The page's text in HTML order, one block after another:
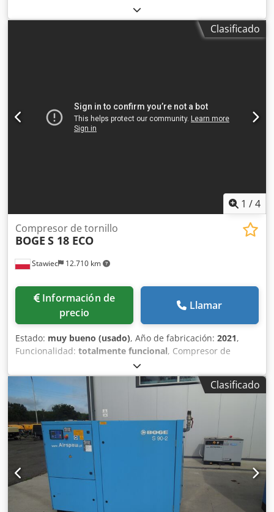
, potencia:
presión de funcionamiento:10 bar, El compresor está
reacondicionado y revisado. El elemento compresorClasificado
1 /4
Stawiec 12.710 km
Compresor de tornillo
BOGE S 18 ECO
Información de
precio
Llamar
Estado: muy bueno (usado), Año de fabricación: 2021,
Funcionalidad: totalmente funcional, Compresor de
tornillo BOGE S18 ECO con inversor, revisado Datos
técnicos Rendimiento: 2,60 m³/min (2600 L/min); Dsdpsw
Awrcsfx Ag Sock motor de 18,5 kW; presión máxima: 10
bar; horas de trabajo: 12.106 h año: 2021 precio neto:
17.500 PLN precio bruto: 21.525 PLN Abajo el enlace al
vídeo.
Clasificado